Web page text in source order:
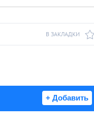
В ЗАКЛАДКИ
+ Добавить